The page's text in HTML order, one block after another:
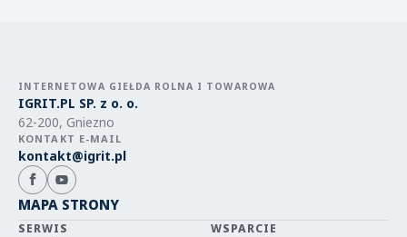
INTERNETOWA GIEŁDA ROLNA I TOWAROWA
IGRIT.PL SP. z o. o.
62-200, Gniezno
KONTAKT E-MAIL
kontakt@igrit.pl
MAPA STRONY
SERWIS WSPARCIE